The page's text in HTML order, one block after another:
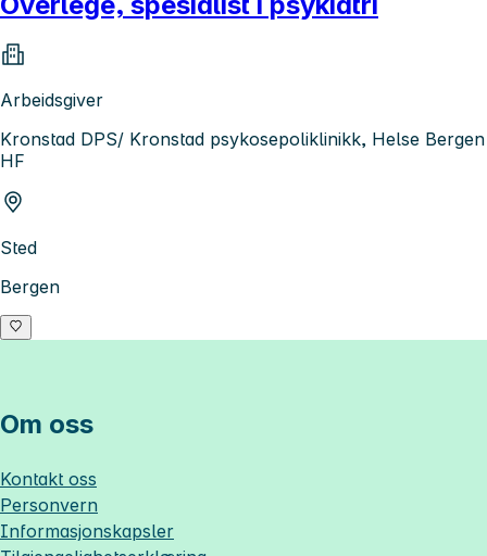
Arbeidsgiver
Kronstad DPS/ Kronstad psykosepoliklinikk, Helse Bergen
HF
Sted
Bergen
Om oss
Kontakt oss
Personvern
Informasjonskapsler